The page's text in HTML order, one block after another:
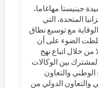
جينيستا مهاغاما،
المتحدة، التي
مع توسيع نطاق
الضوء على أن
من خلال اتباع نهج
بين الوكالات
الوطني والتعاون
والتعاون الدولي من